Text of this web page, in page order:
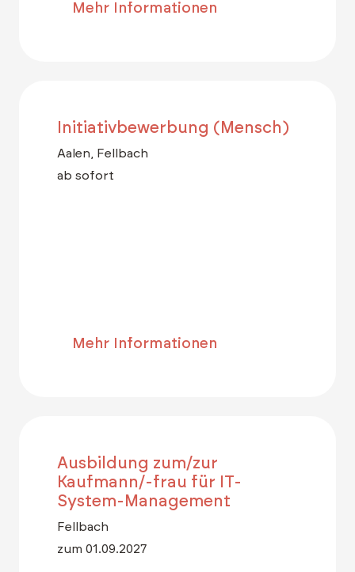
Mehr Informationen
Initiativbewerbung (Mensch)
Aalen, Fellbach
ab sofort
Mehr Informationen
Ausbildung zum/zur
Kaufmann/-frau für IT-
System-Management
Fellbach
zum 01.09.2027